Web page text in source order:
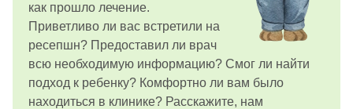
как прошло лечение.
Приветливо ли вас встретили на
ресепшн? Предоставил ли врач
всю необходимую информацию? Смог ли найти
подход к ребенку? Комфортно ли вам было
находиться в клинике? Расскажите, нам